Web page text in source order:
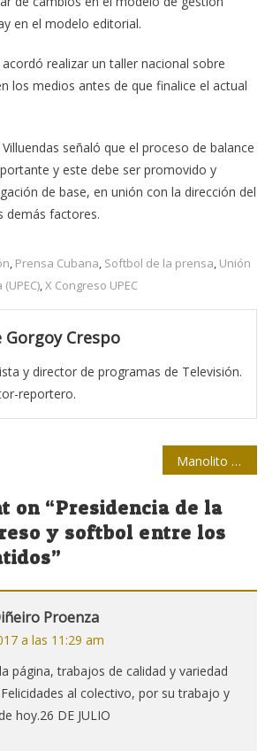
en el modelo editorial.
realizar un taller nacional sobre
los medios antes de que finalice el actual
señaló que el proceso de balance
y este debe ser promovido y
de base, en unión con la dirección del
demás factores.
, Prensa Cubana, Softbol de la prensa, Unión
,X Congreso UPEC
Gorgoy Crespo
y director de programas de Televisión.
reportero.
Manolito Ortega: “Un equipo hace grande ese resultado”
on “Presidencia de la
y softbol entre los
”
Proenza
a las 11:29 am
página, trabajos de calidad y variedad
al colectivo, por su trabajo y
hoy.26 DE JULIO